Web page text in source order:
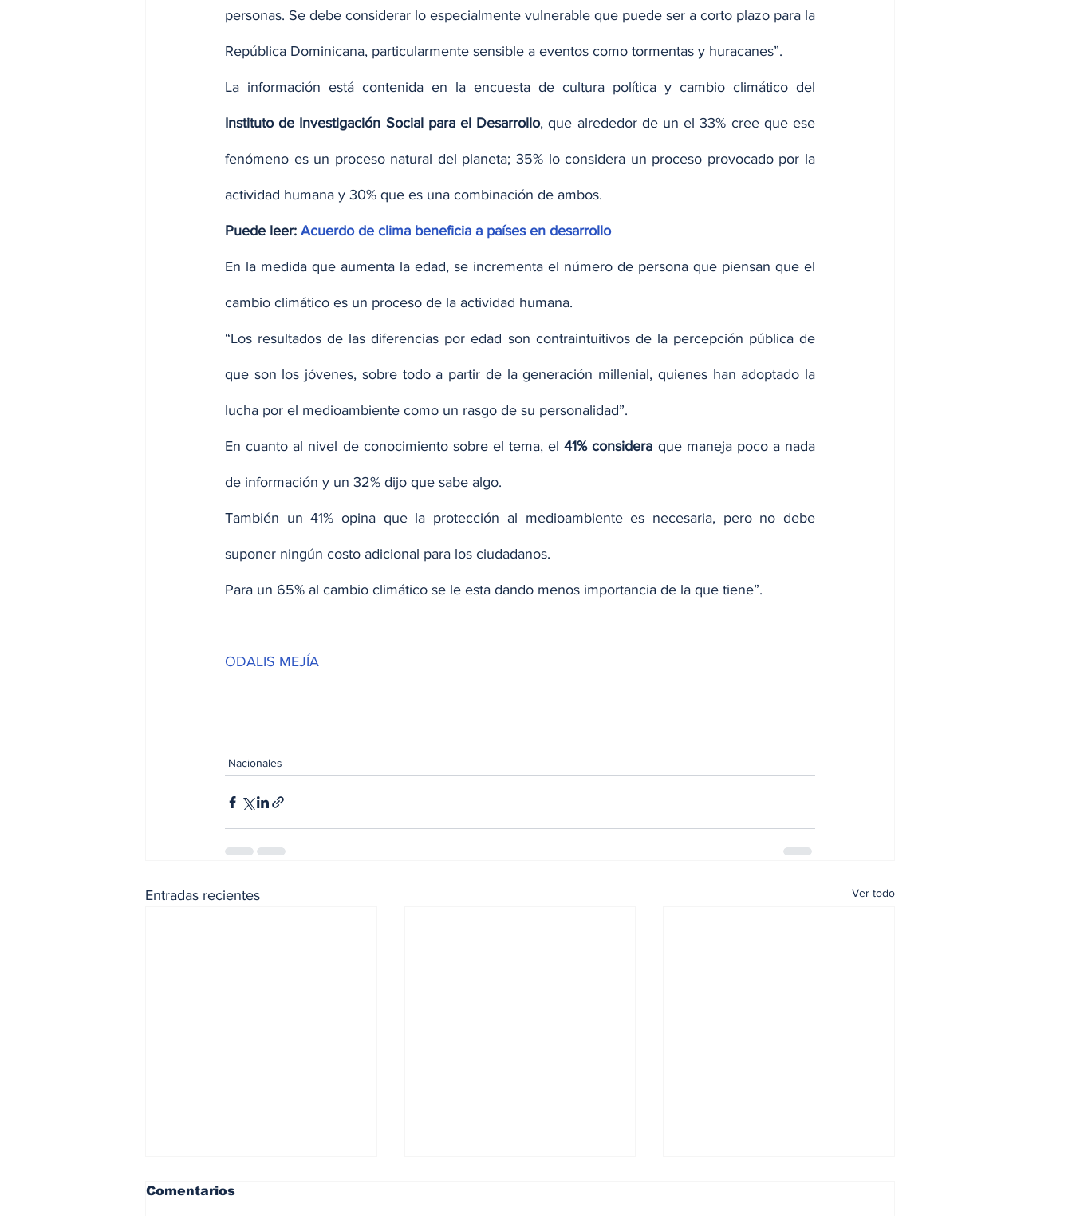
personas. Se debe considerar lo especialmente vulnerable que puede ser a corto plazo para la
República Dominicana, particularmente sensible a eventos como tormentas y huracanes”.
Instituto de Investigación Social para el Desarrollo, que alrededor de un el 33% cree que ese
fenómeno es un proceso natural del planeta; 35% lo considera un proceso provocado por la
actividad humana y 30% que es una combinación de ambos.
Puede leer: Acuerdo de clima beneficia a países en desarrollo
En la medida que aumenta la edad, se incrementa el número de persona que piensan que el
cambio climático es un proceso de la actividad humana.
“Los resultados de las diferencias por edad son contraintuitivos de la percepción pública de
que son los jóvenes, sobre todo a partir de la generación millenial, quienes han adoptado la
lucha por el medioambiente como un rasgo de su personalidad”.
En cuanto al nivel de conocimiento sobre el tema, el 41% considera que maneja poco a nada
de información y un 32% dijo que sabe algo.
También un 41% opina que la protección al medioambiente es necesaria, pero no debe
suponer ningún costo adicional para los ciudadanos.
Para un 65% al cambio climático se le esta dando menos importancia de la que tiene”.
ODALIS MEJÍA
Nacionales
Entradas recientes Ver todo
Comentarios